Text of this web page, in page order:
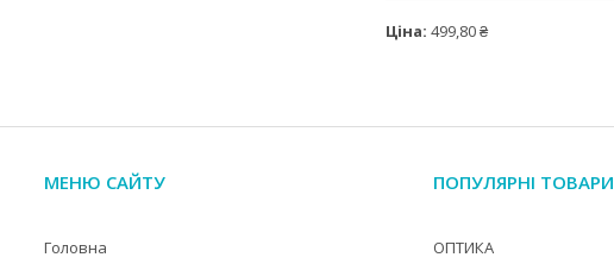
Ціна: 499,80 ₴
МЕНЮ САЙТУ
Головна
ПОПУЛЯРНІ ТОВАРИ
ОПТИКА